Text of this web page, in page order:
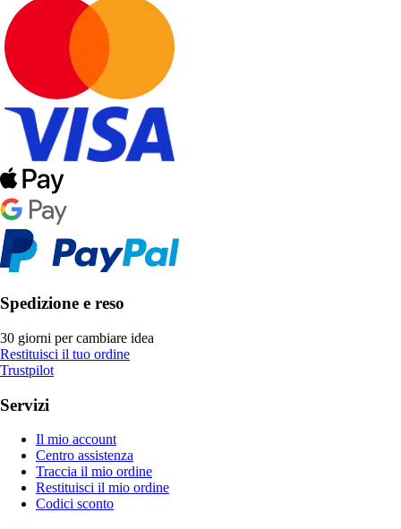
Spedizione e reso
30 giorni per cambiare idea
Restituisci il tuo ordine
Trustpilot
Servizi
Il mio account
Centro assistenza
Traccia il mio ordine
Restituisci il mio ordine
Codici sconto